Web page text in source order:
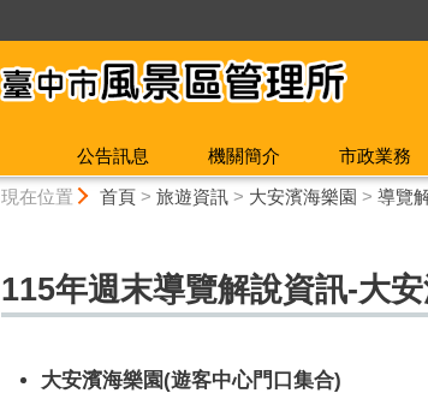
公告訊息 機關簡介 市政業務
現在位置 首頁> 旅遊資訊> 大安濱海樂園 > 導覽
115年週末導覽解說資訊-大
大安濱海樂園(遊客中心門口集合)